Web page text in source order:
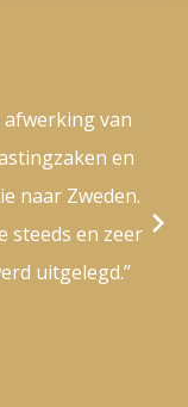
van
en
naar Zweden.
steeds en zeer
uitgelegd.”